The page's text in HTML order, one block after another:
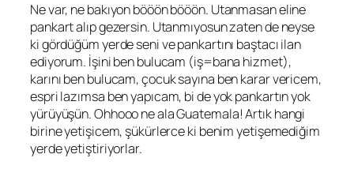
Ne var, ne bakıyon bööön bööön. Utanmasan eline
pankart alıp gezersin. Utanmıyosun zaten de neyse
ki gördüğüm yerde seni ve pankartını baştacı ilan
ediyorum. İşini ben bulucam (iş=bana hizmet),
karını ben bulucam, çocuk sayına ben karar vericem,
espri lazımsa ben yapıcam, bi de yok pankartın yok
yürüyüşün. Ohhooo ne ala Guatemala! Artık hangi
birine yetişicem, şükürlerce ki benim yetişemediğim
yerde yetiştiriyorlar.